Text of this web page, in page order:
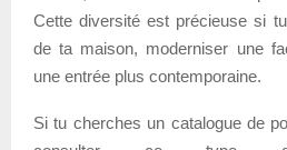
Cette diversité est précieuse si
de ta maison, moderniser une
une entrée plus contemporaine.
Si tu cherches un catalogue de